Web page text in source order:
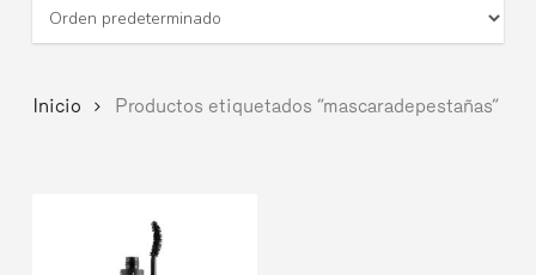
Inicio Productos etiquetados “mascaradepestañas”